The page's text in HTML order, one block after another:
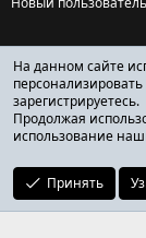
Поделиться
Facebook
X (Twitter)
ОТЗЫВЫ ОНЛАЙН
На данном сайте
зарегистрируетесь.
Продолжая
использование
Принять